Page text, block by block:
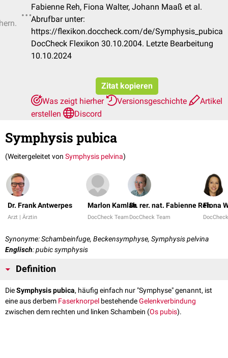
Fabienne Reh, Fiona Walter, Johann Maaß et al.
Abrufbar unter:
https://flexikon.doccheck.com/de/Symphysis_pubica
DocCheck Flexikon 30.10.2004. Letzte Bearbeitung
10.10.2024
Zitat kopieren
Was zeigt hierher
Versionsgeschichte
Artikel
erstellen
Discord
Symphysis pubica
(Weitergeleitet von Symphysis pelvina)
Dr. Frank Antwerpes
Arzt | Ärztin
Marlon Kamlah
DocCheck Team
Dr. rer. nat. Fabienne Reh
DocCheck Team
Fiona
Synonyme: Schambeinfuge, Beckensymphyse, Symphysis pelvina
Englisch: pubic symphysis
Definition
DieSymphysis pubica, häufig einfach nur "Symphyse" genannt, ist
eine aus derbem Faserknorpel bestehendeGelenkverbindung
zwischen dem rechten und linken Schambein (Os pubis).